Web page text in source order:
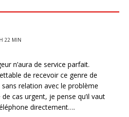
22 MIN
n’aura de service parfait.
de recevoir ce genre de
relation avec le problème
cas urgent, je pense qu’il vaut
directement….